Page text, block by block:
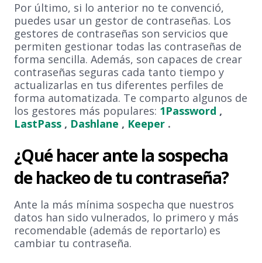
Por último, si lo anterior no te convenció,
puedes usar un gestor de contraseñas. Los
gestores de contraseñas son servicios que
permiten gestionar todas las contraseñas de
forma sencilla. Además, son capaces de crear
contraseñas seguras cada tanto tiempo y
actualizarlas en tus diferentes perfiles de
forma automatizada. Te comparto algunos de
los gestores más populares: 1Password ,
LastPass , Dashlane , Keeper .
¿Qué hacer ante la sospecha
de hackeo de tu contraseña?
Ante la más mínima sospecha que nuestros
datos han sido vulnerados, lo primero y más
recomendable (además de reportarlo) es
cambiar tu contraseña.